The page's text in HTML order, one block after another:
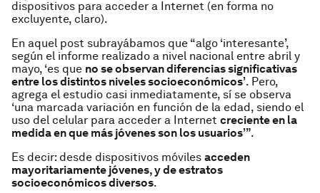
dispositivos para acceder a Internet (en forma no
excluyente, claro).
En aquel post subrayábamos que “algo ‘interesante’,
según el informe realizado a nivel nacional entre abril y
mayo, ‘es que no se observan diferencias significativas
entre los distintos niveles socioeconómicos’. Pero,
agrega el estudio casi inmediatamente, sí se observa
‘una marcada variación en función de la edad, siendo el
uso del celular para acceder a Internet creciente en la
medida en que más jóvenes son los usuarios’”.
Es decir: desde dispositivos móviles acceden
mayoritariamente jóvenes, y de estratos
socioeconómicos diversos.